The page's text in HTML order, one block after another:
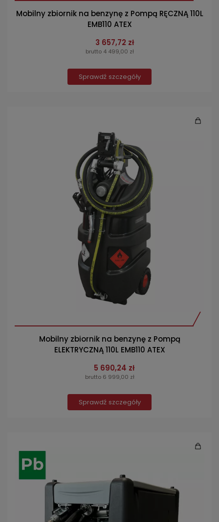
Mobilny zbiornik na benzynę z Pompą RĘCZNĄ 110L
EMB110 ATEX
3 657,72 zł
brutto 4 499,00 zł
Sprawdź szczegóły
Mobilny zbiornik na benzynę z Pompą
ELEKTRYCZNĄ 110L EMB110 ATEX
5 690,24 zł
brutto 6 999,00 zł
Sprawdź szczegóły